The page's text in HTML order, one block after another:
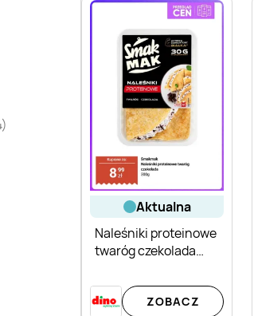
aktualna
Naleśniki proteinowe
twaróg czekolada
ZOBACZ